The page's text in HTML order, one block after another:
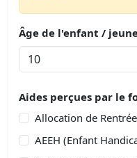
Âge de l'enfant /
Aides perçues par le
Allocation de
AEEH (Enfant